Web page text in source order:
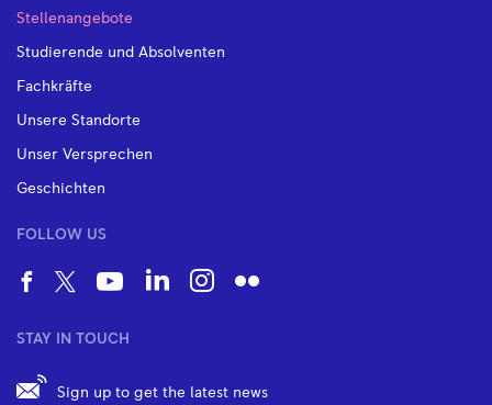
Stellenangebote
Studierende und Absolventen
Fachkräfte
Unsere Standorte
Unser Versprechen
Geschichten
FOLLOW US
STAY IN TOUCH
Sign up to get the latest news